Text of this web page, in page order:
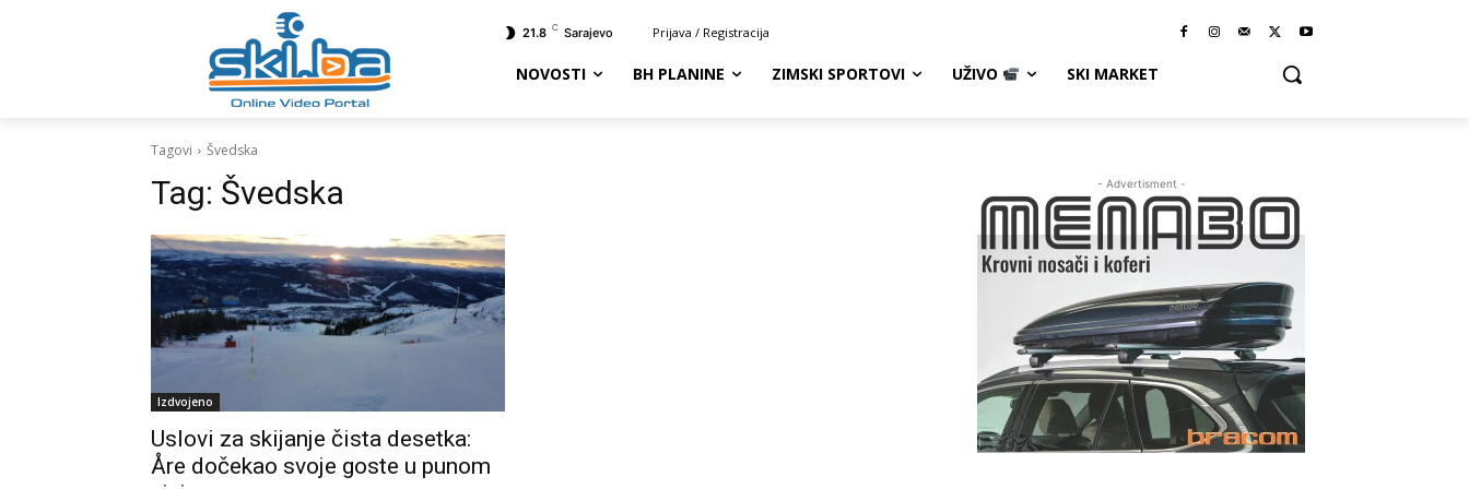
21.8 C Sarajevo Prijava / Registracija
NOVOSTI BH PLANINE ZIMSKI SPORTOVI UŽIVO SKI MARKET
Tagovi Švedska
Tag: Švedska
Izdvojeno
Uslovi za skijanje čista desetka:
Åre dočekao svoje goste u punom
- Advertisment -